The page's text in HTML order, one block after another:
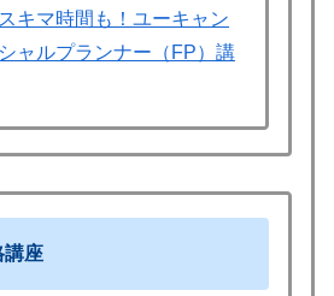
キマ時間も！ユーキャン
ャルプランナー（FP）講
座